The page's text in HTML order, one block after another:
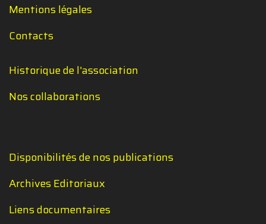
Mentions légales
Contacts
Historique de l'association
Nos collaborations
Disponibilités de nos publications
Archives Editoriaux
Liens documentaires